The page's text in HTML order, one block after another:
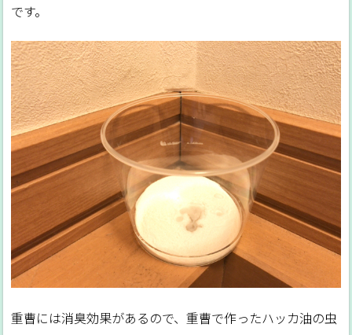
です。
重曹には消臭効果があるので、重曹で作ったハッカ油の虫